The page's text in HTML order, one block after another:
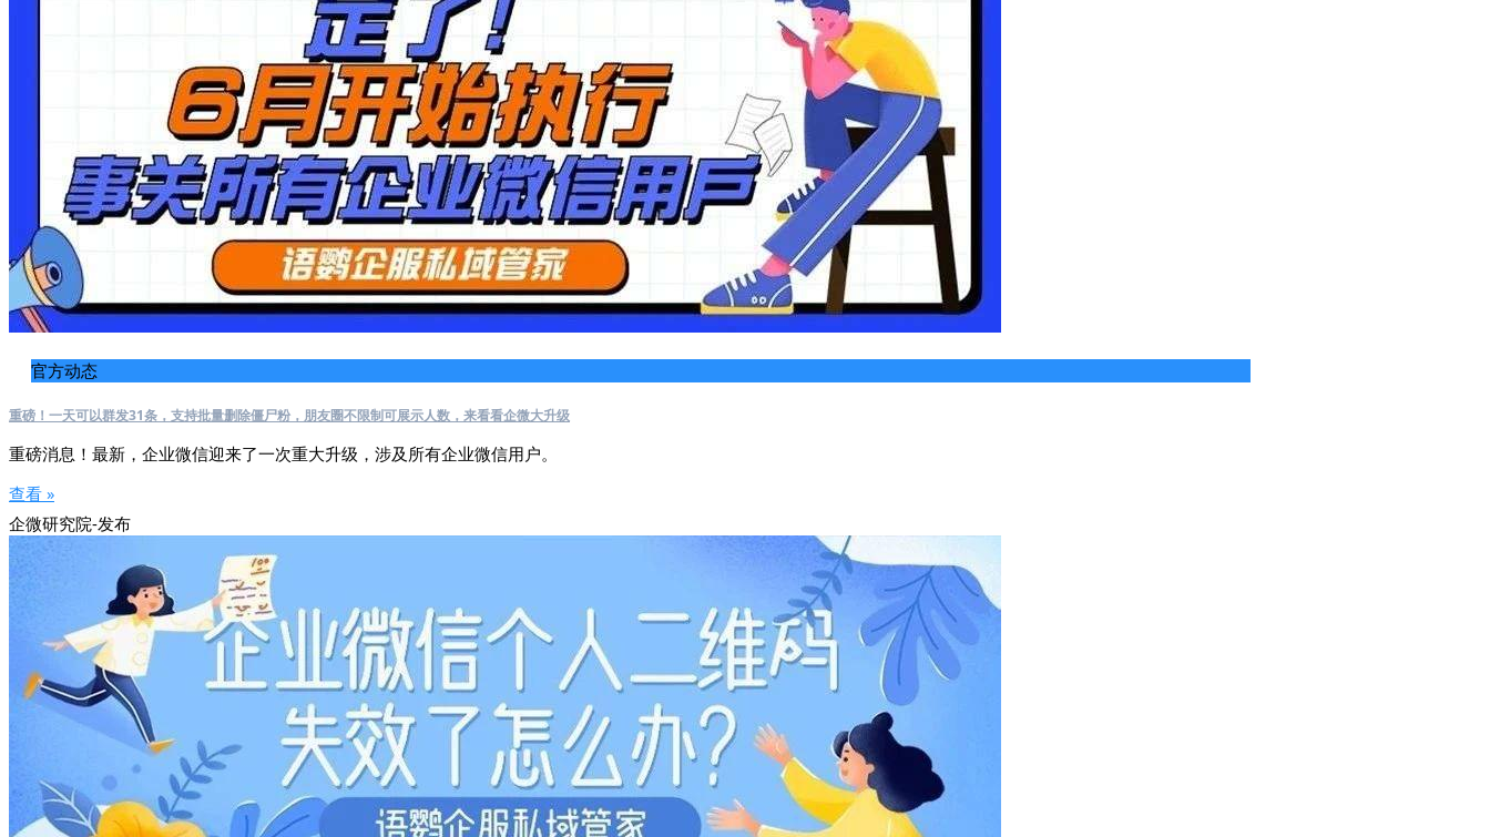
官方动态
重磅！一天可以群发31条，支持批量删除僵尸粉，朋友圈不限制可展示人数，来看看企微大升级
重磅消息！最新，企业微信迎来了一次重大升级，涉及所有企业微信用户。
查看 »
企微研究院-发布